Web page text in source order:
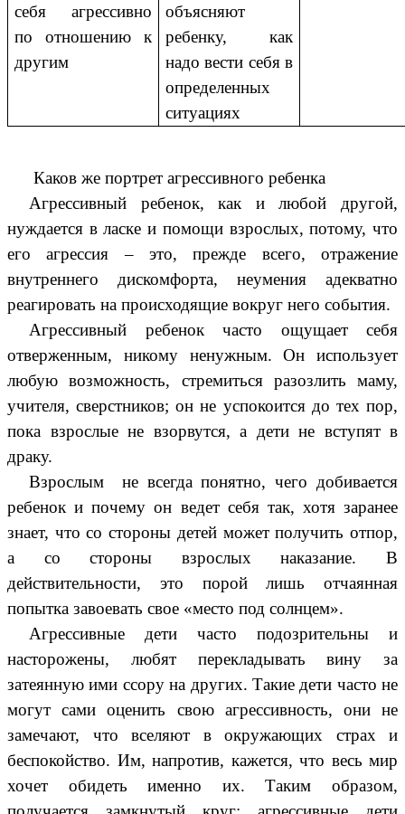
себя агрессивно
по отношению к
другим
объясняют
ребенку, как
надо вести себя в
определенных
ситуациях
Каков же портрет агрессивного ребенка
Агрессивный ребенок, как и любой другой,
нуждается в ласке и помощи взрослых, потому, что
его агрессия – это, прежде всего, отражение
внутреннего дискомфорта, неумения адекватно
реагировать на происходящие вокруг него события.
Агрессивный ребенок часто ощущает себя
отверженным, никому ненужным. Он использует
любую возможность, стремиться разозлить маму,
учителя, сверстников; он не успокоится до тех пор,
пока взрослые не взорвутся, а дети не вступят в
драку.
Взрослым не всегда понятно, чего добивается
ребенок и почему он ведет себя так, хотя заранее
знает, что со стороны детей может получить отпор,
а со стороны взрослых наказание. В
действительности, это порой лишь отчаянная
попытка завоевать свое «место под солнцем».
Агрессивные дети часто подозрительны и
насторожены, любят перекладывать вину за
затеянную ими ссору на других. Такие дети часто не
могут сами оценить свою агрессивность, они не
замечают, что вселяют в окружающих страх и
беспокойство. Им, напротив, кажется, что весь мир
хочет обидеть именно их. Таким образом,